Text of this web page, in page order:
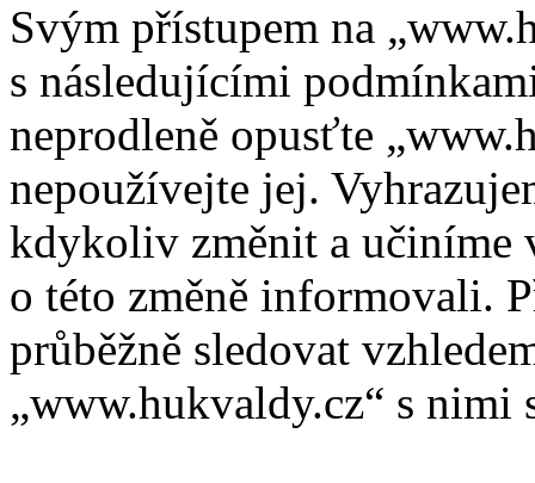
Svým přístupem na
s následujícími
neprodleně opusťte
nepoužívejte jej.
kdykoliv změnit a učiníme
o této změně informovali.
průběžně sledovat
„www.hukvaldy.cz“ s nimi